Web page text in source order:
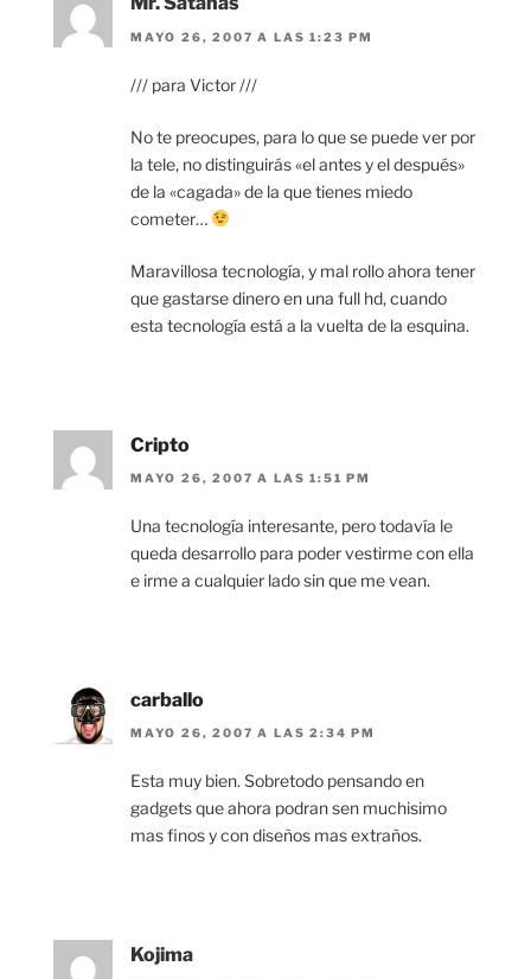
MAYO 26, 2007 A LAS 1:23 PM
/// para Victor ///
No te preocupes, para lo que se puede ver por
la tele, no distinguirás «el antes y el después»
de la «cagada» de la que tienes miedo
cometer…
Maravillosa tecnología, y mal rollo ahora tener
que gastarse dinero en una full hd, cuando
esta tecnología está a la vuelta de la esquina.
Cripto
MAYO 26, 2007 A LAS 1:51 PM
Una tecnología interesante, pero todavía le
queda desarrollo para poder vestirme con ella
e irme a cualquier lado sin que me vean.
carballo
MAYO 26, 2007 A LAS 2:34 PM
Esta muy bien. Sobretodo pensando en
gadgets que ahora podran sen muchisimo
mas finos y con diseños mas extraños.
Kojima